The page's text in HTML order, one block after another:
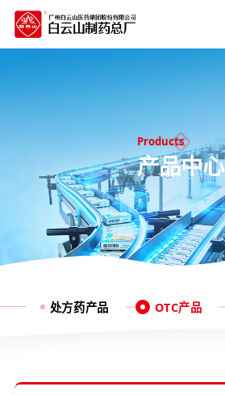
Products
产品中心
处方药产品 OTC产品